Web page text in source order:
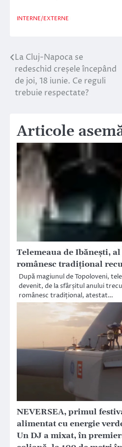
INTERNE/EXTERNE
Navigare
în
articole
La Cluj-Napoca se
redeschid creșele începând
de joi, 18 iunie. Ce reguli
trebuie respectate?
Articole
Telemeaua de Ibănești,
românesc tradițional
După magiunul de Topoloveni,
devenit, de la sfârșitul anului
românesc tradițional, atestat…
NEVERSEA, primul
alimentat cu energie
Un DJ a mixat, în